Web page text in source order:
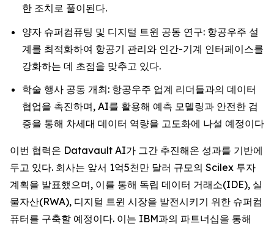
한 조치로 풀이된다.
양자 슈퍼컴퓨팅 및 디지털 트윈 공동 연구: 항공우주 설
계를 최적화하여 항공기 관리와 인간-기계 인터페이스를
강화하는 데 초점을 맞추고 있다.
학술 행사 공동 개최: 항공우주 업계 리더들과의 데이터
협업을 촉진하며, AI를 활용해 예측 모델링과 안전한 검
증을 통해 차세대 데이터 역량을 고도화에 나설 예정이다
이번 협력은 Datavault AI가 그간 추진해온 성과를 기반에
두고 있다. 회사는 앞서 1억5천만 달러 규모의 Scilex 투자
계획을 발표했으며, 이를 통해 독립 데이터 거래소(IDE), 실
물자산(RWA), 디지털 트윈 시장을 발전시키기 위한 슈퍼컴
퓨터를 구축할 예정이다. 이는 IBM과의 파트너십을 통해